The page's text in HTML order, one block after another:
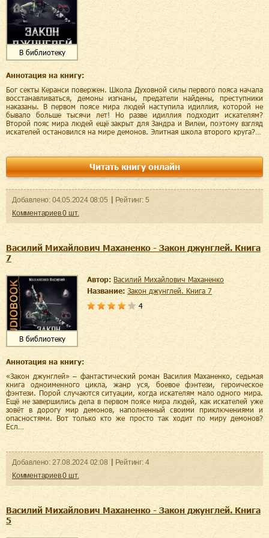
В библиотеку
Аннотация на книгу:
Бог секты Керанси повержен. Школа Духовной силы первого пояса начала
восстанавливаться, демоны изгнаны, предатели найдены, преступники
наказаны. В первом поясе мира людей наступила идиллия, которой не
бывало больше тысячи лет! Но разве идиллия подходит искателям?
Второй пояс мира людей ещё закрыт для Зандра и Вилеи, поэтому взгляд
искателей остановился на мире демонов. Элитная школа второго круга?…
Читать книгу онлайн
Добавленo: 04.05.2024 08:05 Рейтинг: 5
Комментариев0 шт.
Василий Михайлович Маханенко - Закон джунглей. Книга
7
В библиотеку
Автор:
Василий Михайлович Маханенко
Название:
Закон джунглей. Книга 7
4
Аннотация на книгу:
«Закон джунглей» – фантастический роман Василия Маханенко, седьмая
книга одноименного цикла, жанр уся, боевое фэнтези, героическое
фэнтези. Порой случаются ситуации, когда искателям мало одного мира.
Ещё не завершились дела в первом поясе мира людей, как искателей уже
зовёт в дорогу мир демонов, наполненный своими приключениями и
опасностями. Вот только кто же просто так ходит по миру демонов?
Есл…
Добавленo: 27.08.2024 02:08 Рейтинг: 4
Комментариев0 шт.
Василий Михайлович Маханенко - Закон джунглей. Книга
5